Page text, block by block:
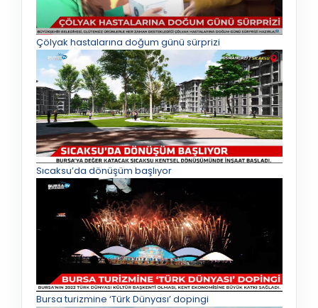
Çölyak hastalarına doğum günü sürprizi
Sıcaksu’da dönüşüm başlıyor
Bursa turizmine ‘Türk Dünyası’ dopingi